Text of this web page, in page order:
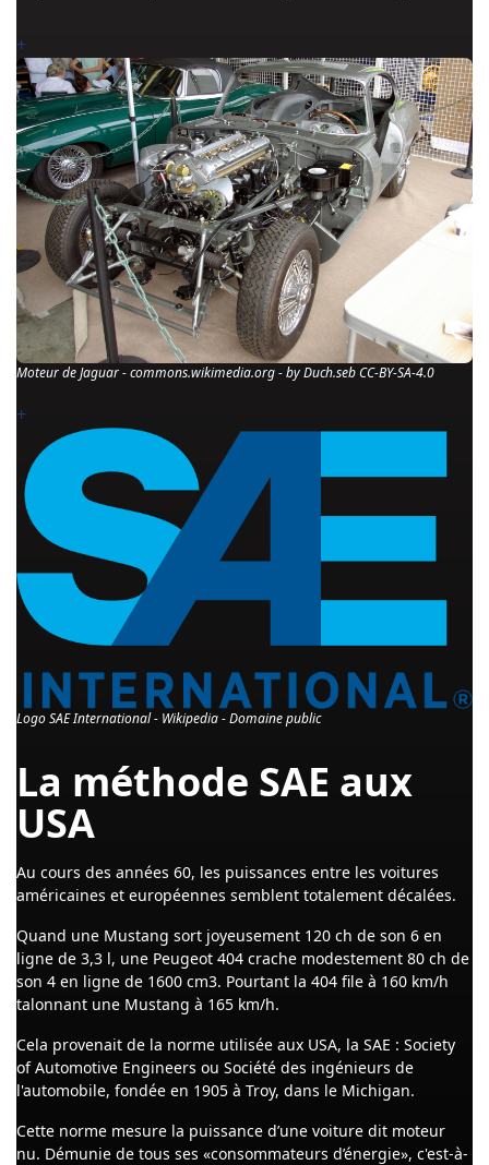
+
Moteur de Jaguar - commons.wikimedia.org - by Duch.seb CC-BY-SA-4.0
+
Logo SAE International - Wikipedia - Domaine public
La méthode SAE aux
USA
Au cours des années 60, les puissances entre les voitures
américaines et européennes semblent totalement décalées.
Quand une Mustang sort joyeusement 120 ch de son 6 en
ligne de 3,3 l, une Peugeot 404 crache modestement 80 ch de
son 4 en ligne de 1600 cm3. Pourtant la 404 file à 160 km/h
talonnant une Mustang à 165 km/h.
Cela provenait de la norme utilisée aux USA, la SAE : Society
of Automotive Engineers ou Société des ingénieurs de
l'automobile, fondée en 1905 à Troy, dans le Michigan.
Cette norme mesure la puissance d’une voiture dit moteur
nu. Démunie de tous ses «consommateurs d’énergie», c'est-à-